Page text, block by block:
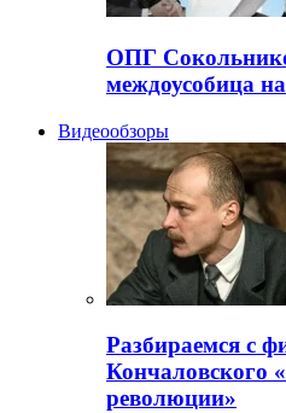
ОПГ
междоусобица
Видеообзоры
Разбираемся с
Кончаловского
революции»